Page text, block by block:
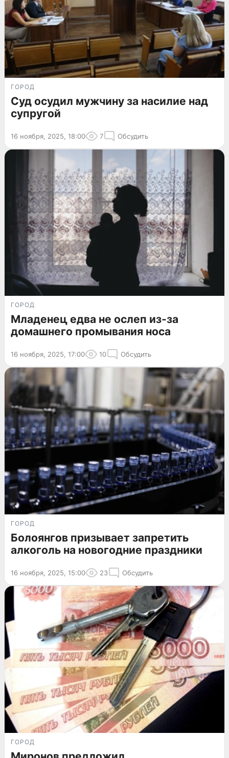
ГОРОД
Суд осудил мужчину за насилие над
супругой
16 ноября, 2025, 18:00 7 Обсудить
ГОРОД
Младенец едва не ослеп из-за
домашнего промывания носа
16 ноября, 2025, 17:00 10 Обсудить
ГОРОД
Болоянгов призывает запретить
алкоголь на новогодние праздники
16 ноября, 2025, 15:00 23 Обсудить
ГОРОД